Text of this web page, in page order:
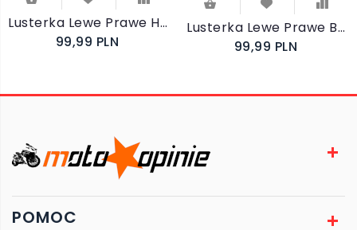
Lusterka Lewe Prawe HONDA 125 PCX 2011-2015
99,99 PLN
Lusterka Lewe Prawe BMW G650 X-Challenge X-Moto X-Country
99,99 PLN
POMOC